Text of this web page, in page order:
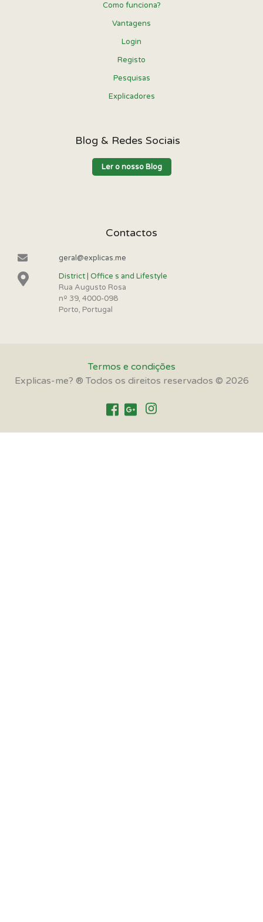
Como funciona?
Vantagens
Login
Registo
Pesquisas
Explicadores
Blog & Redes Sociais
Ler o nosso Blog
Contactos
geral@explicas.me
District | Office s and Lifestyle
Rua Augusto Rosa
nº 39, 4000-098
Porto, Portugal
Termos e condições
Explicas-me? ® Todos os direitos reservados © 2026